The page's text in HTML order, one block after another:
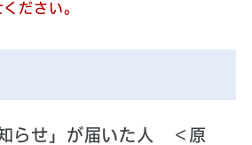
ださい。
らせ」が届いた人 ＜原